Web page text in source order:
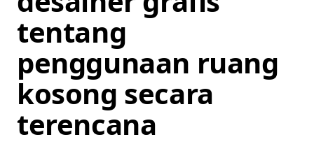
tentang
penggunaan ruang
kosong secara
terencana